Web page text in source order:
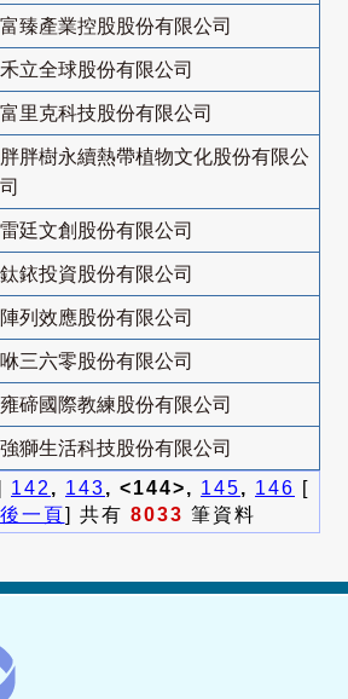
富臻產業控股股份有限公司
禾立全球股份有限公司
富里克科技股份有限公司
胖胖樹永續熱帶植物文化股份有限公
司
雷廷文創股份有限公司
鈦銥投資股份有限公司
陣列效應股份有限公司
咻三六零股份有限公司
雍碲國際教練股份有限公司
強獅生活科技股份有限公司
142 , 143, <144>, 145, 146 [
一頁] 共有 8033 筆資料